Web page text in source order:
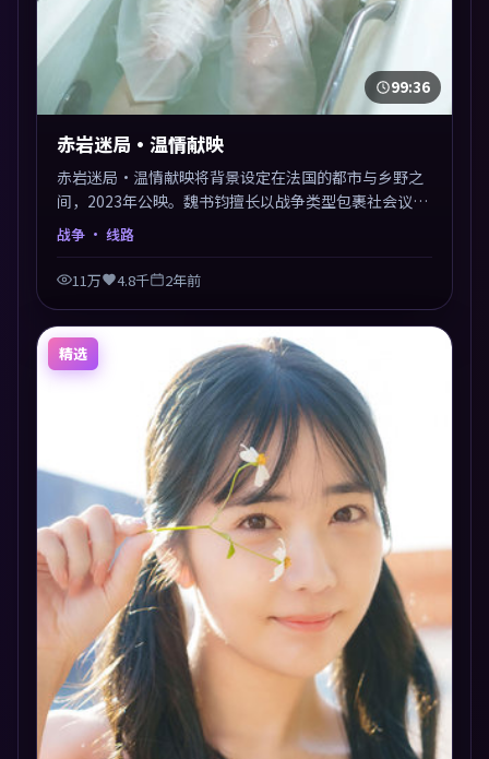
99:36
赤岩迷局·温情献映
赤岩迷局·温情献映将背景设定在法国的都市与乡野之
间，2023年公映。魏书钧擅长以战争类型包裹社会议
题，节奏张弛有度，留白处耐人寻味。剪辑利落，悬念
钩子分布均匀，适合一口气看完。
战争 · 线路
11万 4.8千 2年前
精选